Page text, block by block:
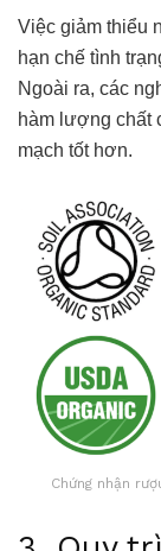
Việc giảm thiểu
hạn chế tình
Ngoài ra, các
hàm lượng chất
mạch tốt hơn.
Chứng nhận